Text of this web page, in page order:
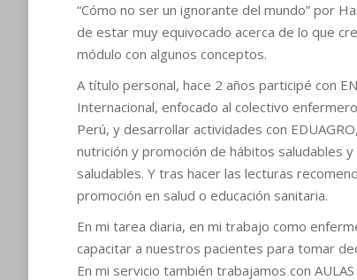
“Cómo no ser un ignorante del mundo” por
de estar muy equivocado acerca de lo que
módulo con algunos conceptos.
A título personal, hace 2 años participé con
Internacional, enfocado al colectivo
Perú, y desarrollar actividades con
nutrición y promoción de hábitos saludables
saludables. Y tras hacer las lecturas
promoción en salud o educación sanitaria.
En mi tarea diaria, en mi trabajo como
capacitar a nuestros pacientes para tomar
En mi servicio también trabajamos con